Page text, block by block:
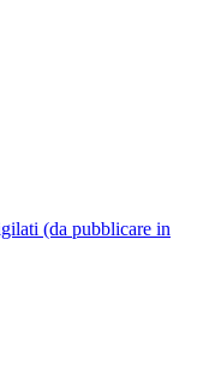
(da pubblicare in